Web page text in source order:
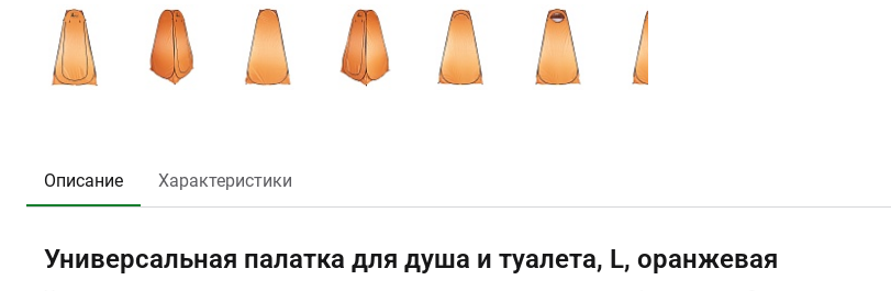
Описание
Универсальная палатка для душа и туалета, L, оранжевая
Характеристики